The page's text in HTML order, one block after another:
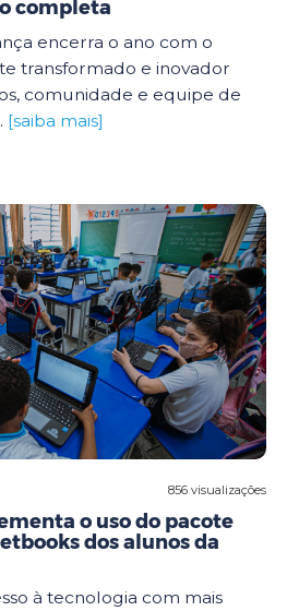
completa
encerra o ano com o
transformado e inovador
comunidade e equipe de
[saiba mais]
856 visualizações
o uso do pacote
dos alunos da
à tecnologia com mais